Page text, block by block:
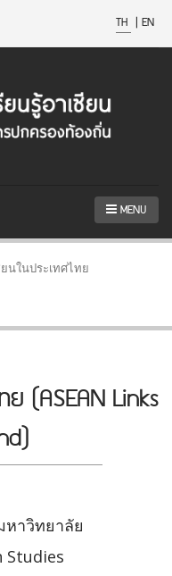
TH | EN
MENU
นในประเทศไทย
ย (ASEAN Links
หาวิทยาลัย
Studies